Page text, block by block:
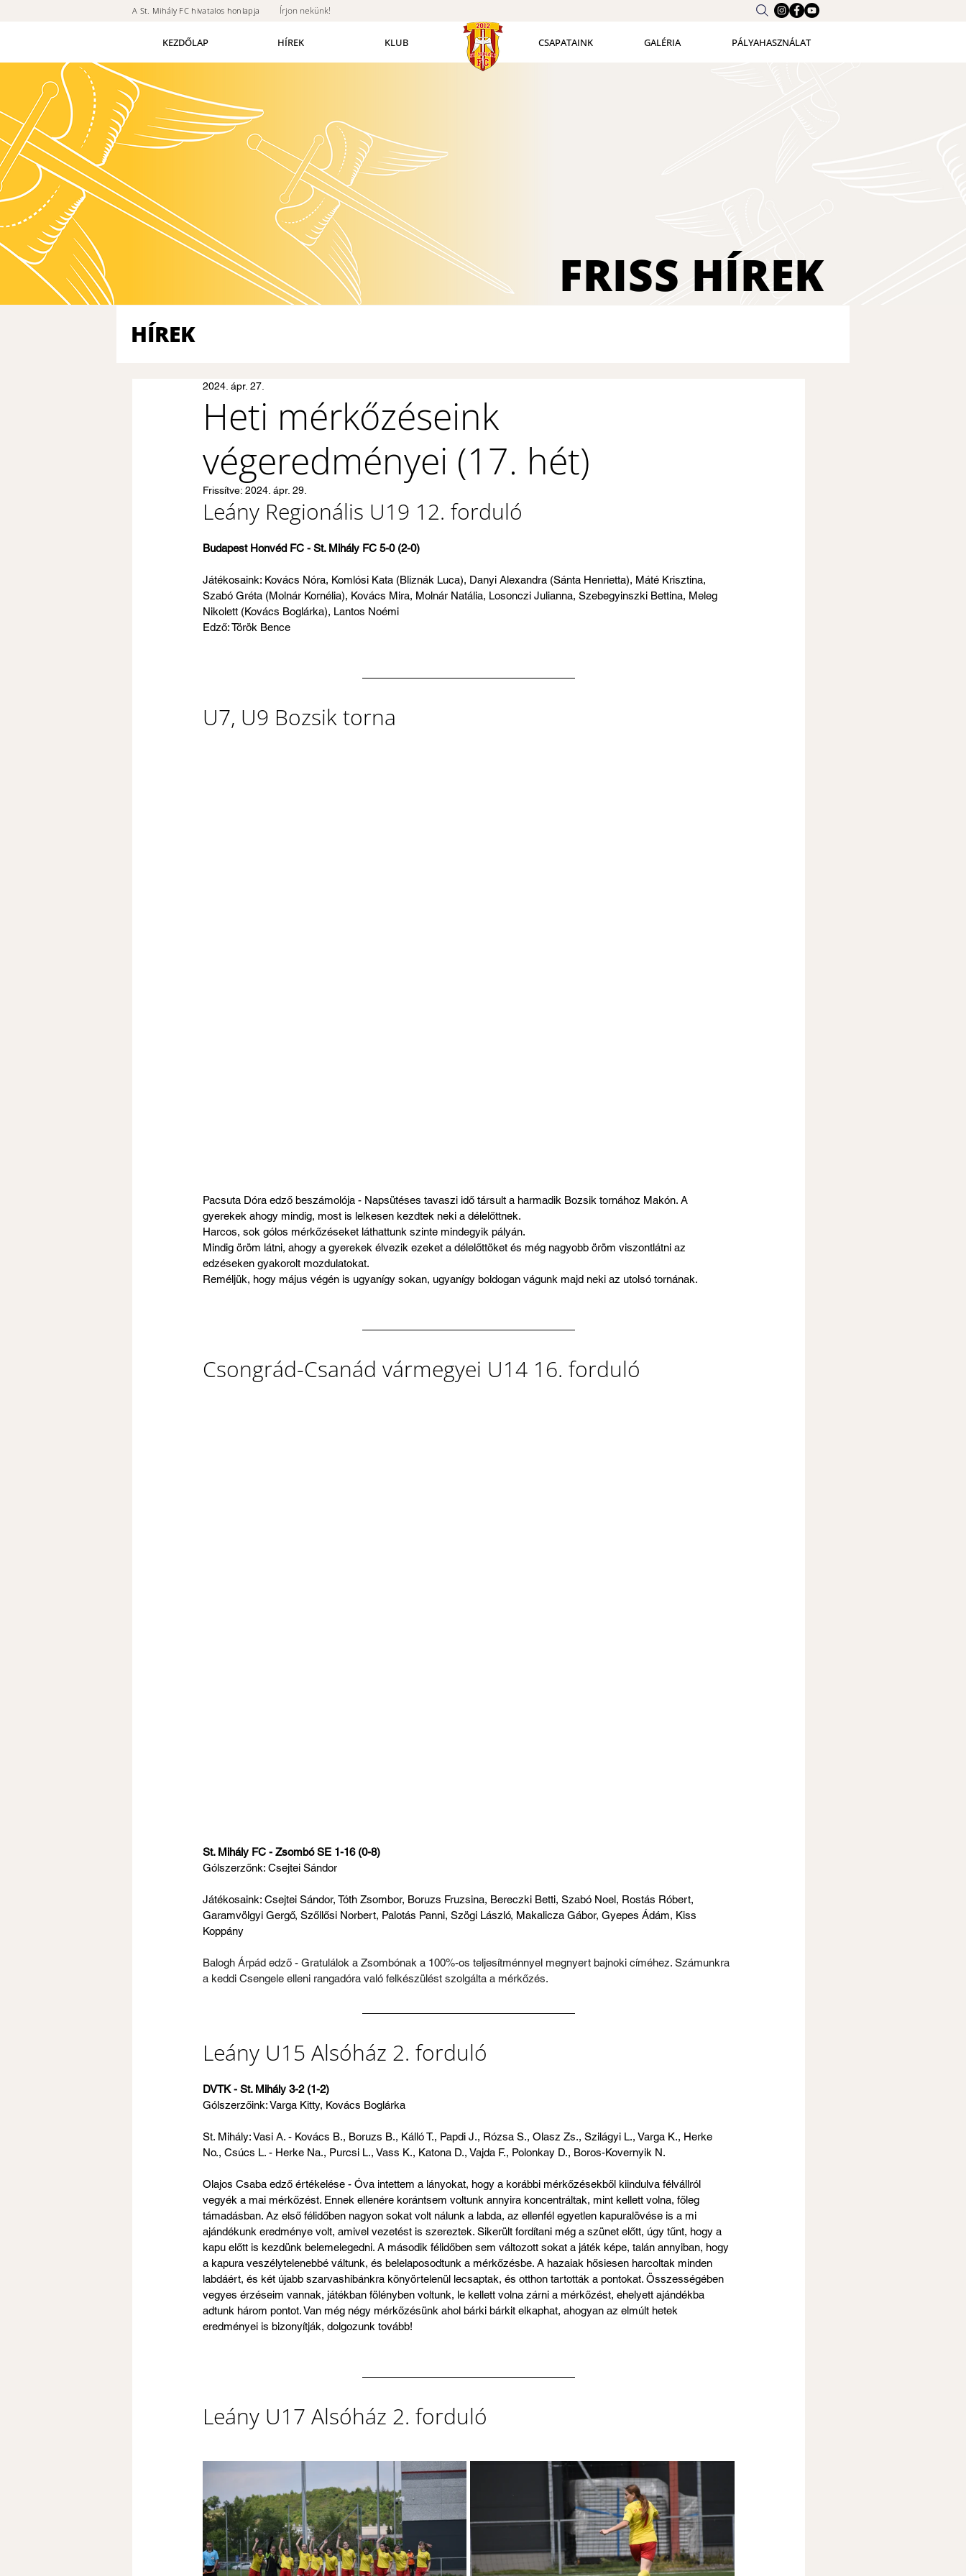
A St. Mihály FC hivatalos honlapja Írjon nekünk!
KEZDŐLAP HÍREK KLUB CSAPATAINK GALÉRIA PÁLYAHASZNÁLAT
FRISS HÍREK
HÍREK
Heti mérkőzéseink
végeredményei (17. hét)
2024. ápr. 27.
Frissítve: 2024. ápr. 29.
Leány Regionális U19 12. forduló
Budapest Honvéd FC - St. Mihály FC 5-0 (2-0)
Játékosaink: Kovács Nóra, Komlósi Kata (Bliznák Luca), Danyi Alexandra (Sánta Henrietta), Máté Krisztina,
Szabó Gréta (Molnár Kornélia), Kovács Mira, Molnár Natália, Losonczi Julianna, Szebegyinszki Bettina, Meleg
Nikolett (Kovács Boglárka), Lantos Noémi
Edző: Török Bence
U7, U9 Bozsik torna
Pacsuta Dóra edző beszámolója - Napsütéses tavaszi idő társult a harmadik Bozsik tornához Makón. A
gyerekek ahogy mindig, most is lelkesen kezdtek neki a délelőttnek.
Harcos, sok gólos mérkőzéseket láthattunk szinte mindegyik pályán.
Mindig öröm látni, ahogy a gyerekek élvezik ezeket a délelőttöket és még nagyobb öröm viszontlátni az
edzéseken gyakorolt mozdulatokat.
Reméljük, hogy május végén is ugyanígy sokan, ugyanígy boldogan vágunk majd neki az utolsó tornának.
Csongrád-Csanád vármegyei U14 16. forduló
St. Mihály FC - Zsombó SE 1-16 (0-8)
Gólszerzőnk: Csejtei Sándor
Játékosaink: Csejtei Sándor, Tóth Zsombor, Boruzs Fruzsina, Bereczki Betti, Szabó Noel, Rostás Róbert,
Garamvölgyi Gergő, Szőllősi Norbert, Palotás Panni, Szögi László, Makalicza Gábor, Gyepes Ádám, Kiss
Koppány
Balogh Árpád edző - Gratulálok a Zsombónak a 100%-os teljesítménnyel megnyert bajnoki címéhez. Számunkra
a keddi Csengele elleni rangadóra való felkészülést szolgálta a mérkőzés.
Leány U15 Alsóház 2. forduló
DVTK - St. Mihály 3-2 (1-2)
Gólszerzőink: Varga Kitty, Kovács Boglárka
St. Mihály: Vasi A. - Kovács B., Boruzs B., Kálló T., Papdi J., Rózsa S., Olasz Zs., Szilágyi L., Varga K., Herke
No., Csúcs L. - Herke Na., Purcsi L., Vass K., Katona D., Vajda F., Polonkay D., Boros-Kovernyik N.
Olajos Csaba edző értékelése - Óva intettem a lányokat, hogy a korábbi mérkőzésekből kiindulva félvállról
vegyék a mai mérkőzést. Ennek ellenére korántsem voltunk annyira koncentráltak, mint kellett volna, főleg
támadásban. Az első félidőben nagyon sokat volt nálunk a labda, az ellenfél egyetlen kapuralövése is a mi
ajándékunk eredménye volt, amivel vezetést is szereztek. Sikerült fordítani még a szünet előtt, úgy tűnt, hogy a
kapu előtt is kezdünk belemelegedni. A második félidőben sem változott sokat a játék képe, talán annyiban, hogy
a kapura veszélytelenebbé váltunk, és belelaposodtunk a mérkőzésbe. A hazaiak hősiesen harcoltak minden
labdáért, és két újabb szarvashibánkra könyörtelenül lecsaptak, és otthon tartották a pontokat. Összességében
vegyes érzéseim vannak, játékban fölényben voltunk, le kellett volna zárni a mérkőzést, ehelyett ajándékba
adtunk három pontot. Van még négy mérkőzésünk ahol bárki bárkit elkaphat, ahogyan az elmúlt hetek
eredményei is bizonyítják, dolgozunk tovább!
Leány U17 Alsóház 2. forduló